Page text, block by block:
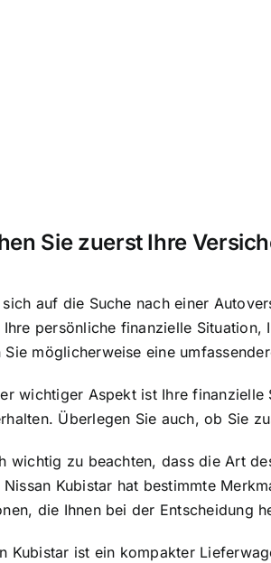
Sie zuerst Ihre
sich auf die Suche nach einer
persönliche finanzielle Situation,
Sie möglicherweise eine
wichtiger Aspekt ist Ihre
Überlegen Sie auch, ob Sie
wichtig zu beachten, dass die Art
Nissan Kubistar hat bestimmte
die Ihnen bei der Entscheidung
Kubistar ist ein kompakter